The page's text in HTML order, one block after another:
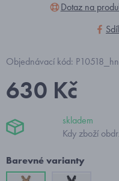
Dotaz na
Objednávací kód:
630 Kč
skladem
Kdy zboží
Barevné varianty